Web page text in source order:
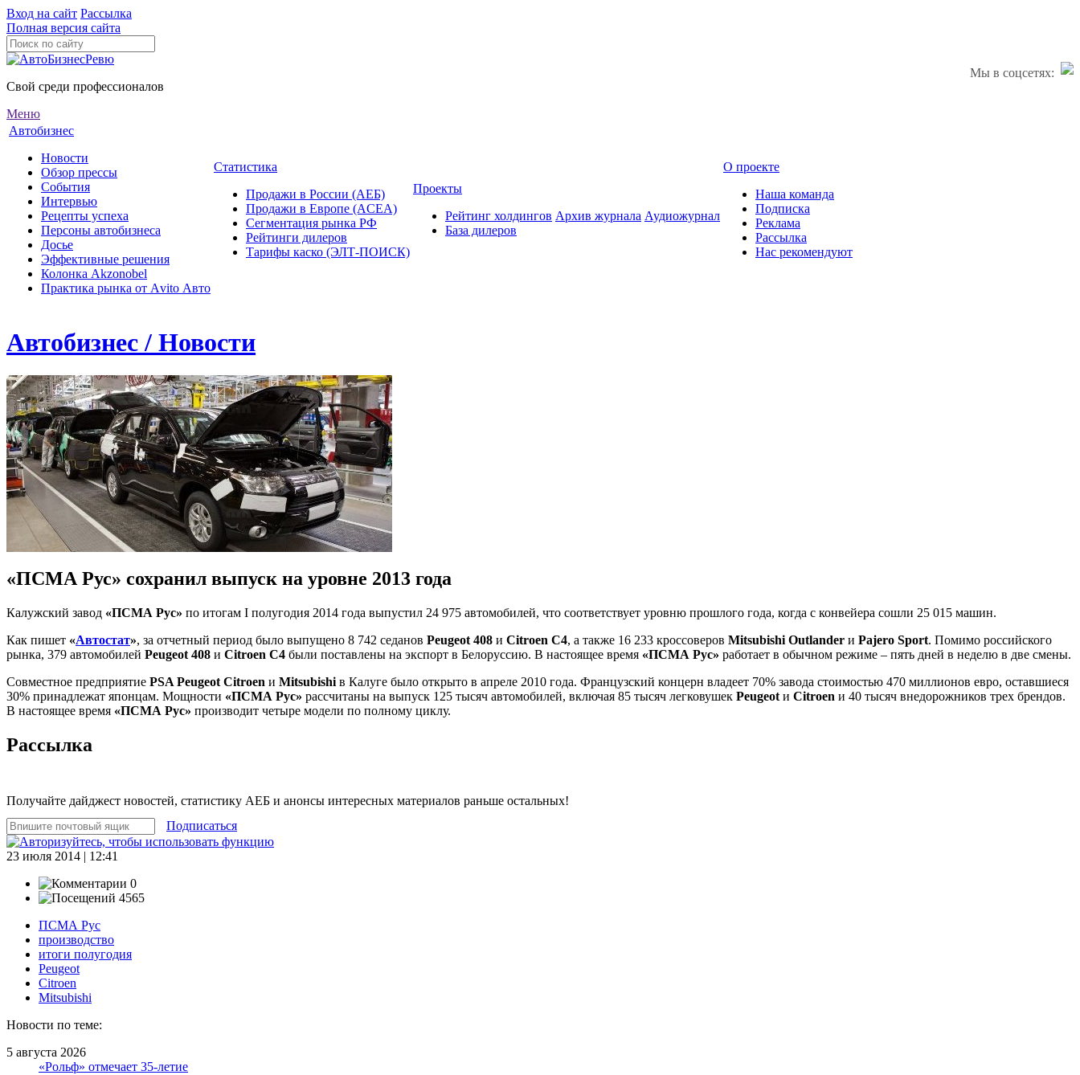
Вход на сайт Рассылка
Полная версия сайта
Мы в соцсетях:
Свой среди профессионалов
Меню
Автобизнес
Новости
Обзор прессы
События
Интервью
Рецепты успеха
Персоны автобизнеса
Досье
Эффективные решения
Колонка Akzonobel
Практика рынка от Аvito Авто
Статистика
Продажи в России (АЕБ)
Продажи в Европе (ACEA)
Сегментация рынка РФ
Рейтинги дилеров
Тарифы каско (ЭЛТ-ПОИСК)
Проекты
Рейтинг холдингов
База дилеров
Архив журнала Аудиожурнал
О проекте
Наша команда
Подписка
Реклама
Рассылка
Нас рекомендуют
Автобизнес / Новости
«ПСМА Рус» сохранил выпуск на уровне 2013 года
Калужский завод «ПСМА Рус» по итогам I полугодия 2014 года выпустил 24 975 автомобилей, что соответствует уровню прошлого года, когда с конвейера сошли 25 015 машин.
Как пишет «Автостат», за отчетный период было выпущено 8 742 седанов Peugeot 408 и Citroen C4, а также 16 233 кроссоверов Mitsubishi Outlander и Pajero Sport. Помимо российского
рынка, 379 автомобилей Peugeot 408 и Citroen C4 были поставлены на экспорт в Белоруссию. В настоящее время «ПСМА Рус» работает в обычном режиме – пять дней в неделю в две смены.
Совместное предприятие PSA Peugeot Citroen и Mitsubishi в Калуге было открыто в апреле 2010 года. Французский концерн владеет 70% завода стоимостью 470 миллионов евро, оставшиеся
30% принадлежат японцам. Мощности «ПСМА Рус» рассчитаны на выпуск 125 тысяч автомобилей, включая 85 тысяч легковушек Peugeot и Citroen и 40 тысяч внедорожников трех брендов.
В настоящее время «ПСМА Рус» производит четыре модели по полному циклу.
Рассылка
Получайте дайджест новостей, статистику АЕБ и анонсы интересных материалов раньше остальных!
Подписаться
23 июля 2014 | 12:41
0
4565
ПСМА Рус
производство
итоги полугодия
Peugeot
Citroen
Mitsubishi
Новости по теме:
5 августа 2026
«Рольф» отмечает 35-летие